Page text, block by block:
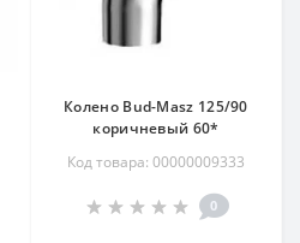
Колено Bud-Masz 125/90
коричневый 60*
Код товара: 00000009333
0